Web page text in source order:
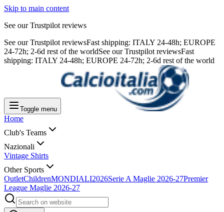
Skip to main content
See our Trustpilot reviews
See our Trustpilot reviewsFast shipping: ITALY 24-48h; EUROPE
24-72h; 2-6d rest of the worldSee our Trustpilot reviewsFast
shipping: ITALY 24-48h; EUROPE 24-72h; 2-6d rest of the world
Toggle menu
Home
Club's Teams
Nazionali
Vintage Shirts
Other Sports
OutletChildrenMONDIALI2026Serie A Maglie 2026-27Premier
League Maglie 2026-27